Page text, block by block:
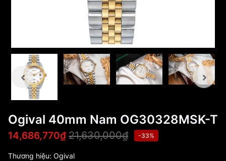
Ogival 40mm Nam OG30328MSK-T
14,686,770₫ 21,630,000₫ -33%
Thương hiệu: Ogival